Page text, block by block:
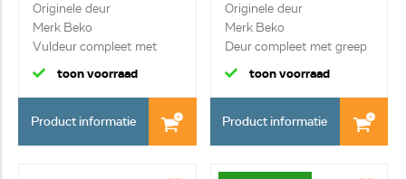
Originele deur
Merk Beko
Vuldeur compleet met
greep, haak ...
toon voorraad
Product informatie
Originele deur
Merk Beko
Deur compleet met greep
en scharn...
toon voorraad
Product informatie